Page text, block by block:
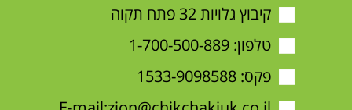
קיבוץ גלויות 32 פתח תקוה
טלפון:1-700-500-889
פקס: 1533-9098588